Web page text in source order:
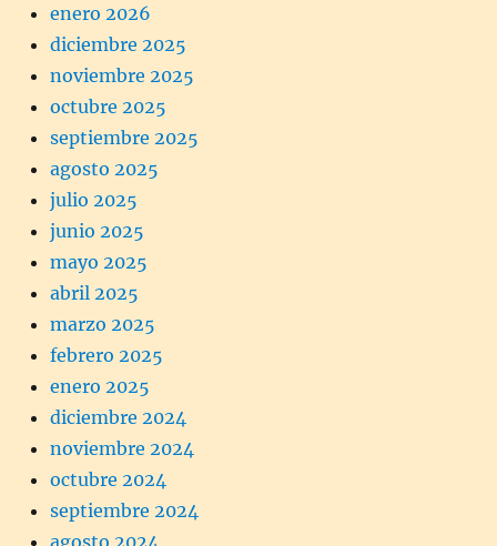
enero 2026
diciembre 2025
noviembre 2025
octubre 2025
septiembre 2025
agosto 2025
julio 2025
junio 2025
mayo 2025
abril 2025
marzo 2025
febrero 2025
enero 2025
diciembre 2024
noviembre 2024
octubre 2024
septiembre 2024
agosto 2024